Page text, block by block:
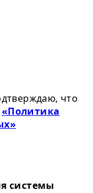
что
«Политика
системы